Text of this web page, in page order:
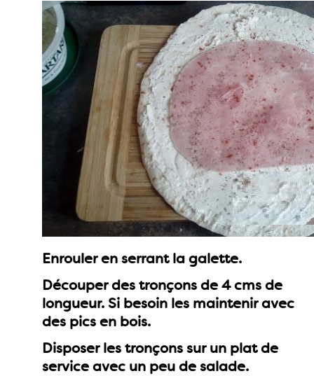
Enrouler en serrant la galette.
Découper des tronçons de 4 cms de
longueur. Si besoin les maintenir avec
des pics en bois.
Disposer les tronçons sur un plat de
service avec un peu de salade.